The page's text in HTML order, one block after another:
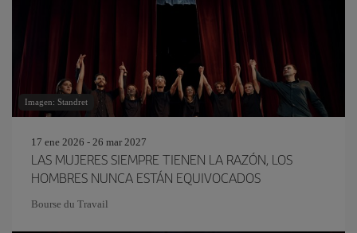
Imagen: Standret
17 ene 2026 - 26 mar 2027
LAS MUJERES SIEMPRE TIENEN LA RAZÓN, LOS
HOMBRES NUNCA ESTÁN EQUIVOCADOS
Bourse du Travail